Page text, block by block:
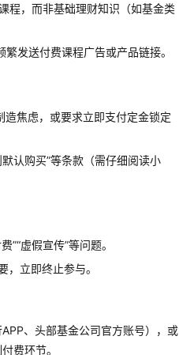
程，而非基础理财知识（如基金类
发送付费课程广告或产品链接。
造焦虑，或要求立即支付定金锁定
认购买”等条款（需仔细阅读小
虚假宣传”等问题。
立即终止参与。
、头部基金公司官方账号），或
费环节。